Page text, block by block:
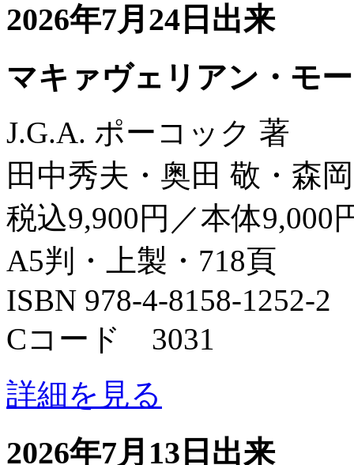
2026年7月24日出来
マキァヴェリアン・モ
J.G.A. ポーコック 著
田中秀夫・奥田 敬・森
税込9,900円／本体9,000
A5判・上製・718頁
ISBN 978-4-8158-1252-2
Cコード 3031
詳細を見る
2026年7月13日出来